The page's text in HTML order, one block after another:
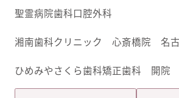
聖霊病院歯科口腔外科
湘南歯科クリニック 心斎橋院 名
ひめみやさくら歯科矯正歯科 開院